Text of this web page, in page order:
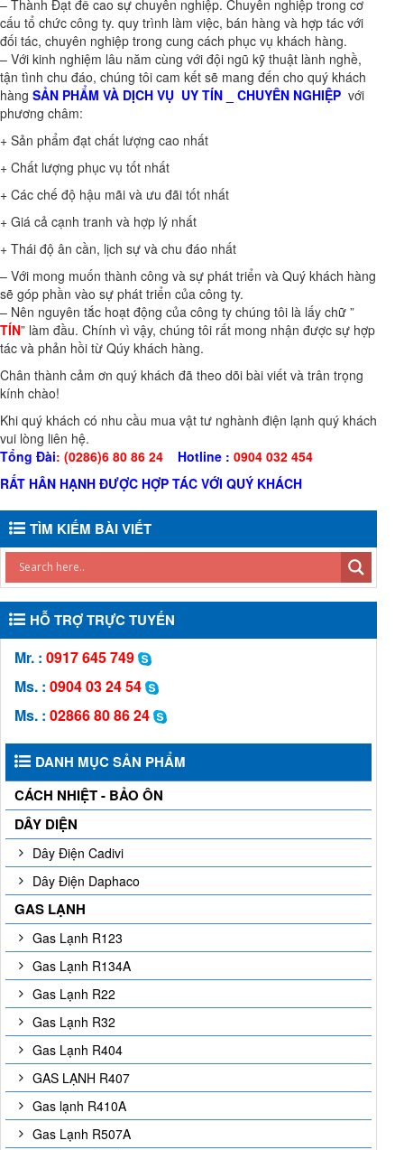
– Thành Đạt đề cao sự chuyên nghiệp. Chuyên nghiệp trong cơ
cấu tổ chức công ty. quy trình làm việc, bán hàng và hợp tác với
đối tác, chuyên nghiệp trong cung cách phục vụ khách hàng.
– Với kinh nghiệm lâu năm cùng với đội ngũ kỹ thuật lành nghề,
tận tình chu đáo, chúng tôi cam kết sẽ mang đến cho quý khách
hàng SẢN PHẨM VÀ DỊCH VỤ UY TÍN _ CHUYÊN NGHIỆP với
phương châm:
+ Sản phẩm đạt chất lượng cao nhất
+ Chất lượng phục vụ tốt nhất
+ Các chế độ hậu mãi và ưu đãi tốt nhất
+ Giá cả cạnh tranh và hợp lý nhất
+ Thái độ ân cần, lịch sự và chu đáo nhất
– Với mong muốn thành công và sự phát triển và Quý khách hàng
sẽ góp phần vào sự phát triển của công ty.
– Nên nguyên tắc hoạt động của công ty chúng tôi là lấy chữ ”
TÍN” làm đầu. Chính vì vậy, chúng tôi rất mong nhận được sự hợp
tác và phản hồi từ Qúy khách hàng.
Chân thành cảm ơn quý khách đã theo dõi bài viết và trân trọng
kính chào!
Khi quý khách có nhu cầu mua vật tư nghành điện lạnh quý khách
vui lòng liên hệ.
Tổng Đài: (0286)6 80 86 24 Hotline : 0904 032 454
RẤT HÂN HẠNH ĐƯỢC HỢP TÁC VỚI QUÝ KHÁCH
TÌM KIẾM BÀI VIẾT
HỖ TRỢ TRỰC TUYẾN
Mr. : 0917 645 749
Ms. : 0904 03 24 54
Ms. : 02866 80 86 24
DANH MỤC SẢN PHẨM
CÁCH NHIỆT - BẢO ÔN
DÂY DIỆN
Dây Điện Cadivi
Dây Điện Daphaco
GAS LẠNH
Gas Lạnh R123
Gas Lạnh R134A
Gas Lạnh R22
Gas Lạnh R32
Gas Lạnh R404
GAS LẠNH R407
Gas lạnh R410A
Gas Lạnh R507A